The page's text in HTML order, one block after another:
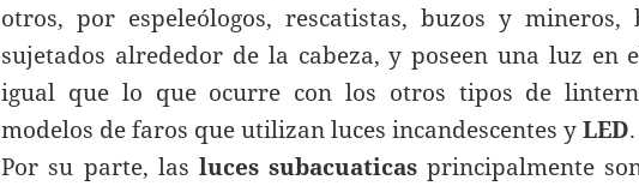
otros, por espeleólogos, rescatistas, buzos y mineros,
sujetados alrededor de la cabeza, y poseen una luz en
igual que lo que ocurre con los otros tipos de
modelos de faros que utilizan luces incandescentes yLED.
Por su parte, las luces subacuaticasprincipalmente